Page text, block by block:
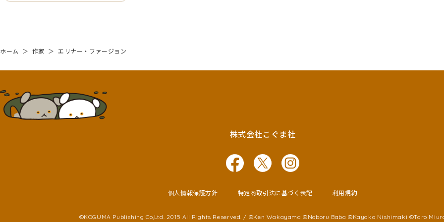
ホーム ＞ 作家 ＞ エリナー・ファージョン
株式会社こぐま社
個人情報保護方針 特定商取引法に基づく表記 利用規約
©KOGUMA Publishing Co,Ltd. 2015 All Rights Reserved. / ©Ken Wakayama ©Noboru Baba ©Kayako Nishimaki ©Taro